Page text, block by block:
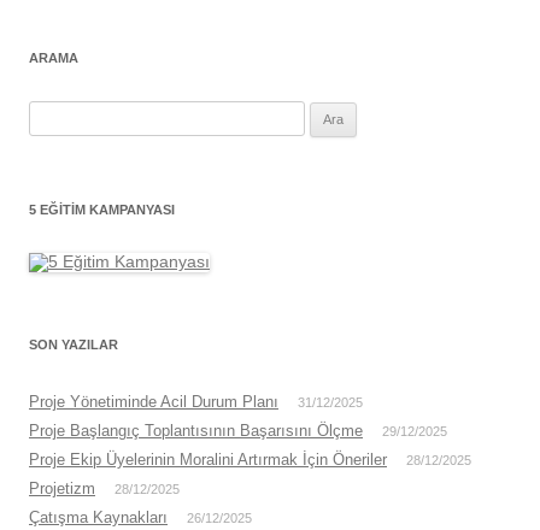
ARAMA
5 EĞITIM KAMPANYASI
SON YAZILAR
Proje Yönetiminde Acil Durum Planı 31/12/2025
Proje Başlangıç Toplantısının Başarısını Ölçme 29/12/2025
Proje Ekip Üyelerinin Moralini Artırmak İçin Öneriler 28/12/2025
Projetizm 28/12/2025
Çatışma Kaynakları 26/12/2025